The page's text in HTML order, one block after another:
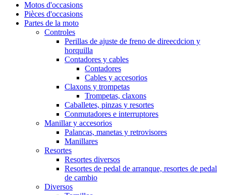
Motos d'occasions
Pièces d'occasions
Partes de la moto
Controles
Perillas de ajuste de freno de direecdcion y
horquilla
Contadores y cables
Contadores
Cables y accesorios
Claxons y trompetas
Trompetas, claxons
Caballetes, pinzas y resortes
Conmutadores e interruptores
Manillar y accesorios
Palancas, manetas y retrovisores
Manillares
Resortes
Resortes diversos
Resortes de pedal de arranque, resortes de pedal
de cambio
Diversos